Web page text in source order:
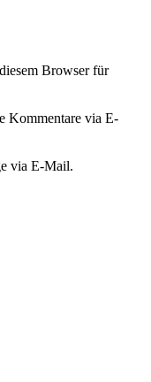
Browser für
Kommentare via E-
via E-Mail.